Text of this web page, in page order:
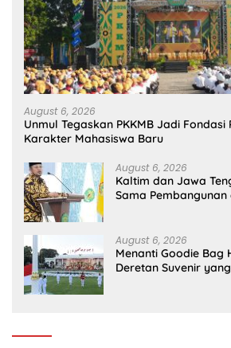
August 6, 2026
Unmul Tegaskan PKKMB Jadi Fondasi
Karakter Mahasiswa Baru
August 6, 2026
Kaltim dan Jawa
Sama
August 6, 2026
Menanti Goodie Bag
Deretan Suvenir